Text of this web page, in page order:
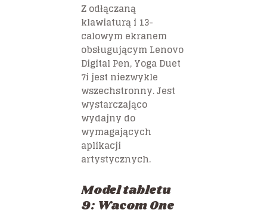
Z odłączaną
klawiaturą i 13-
calowym ekranem
obsługującym Lenovo
Digital Pen, Yoga Duet
7i jest niezwykle
wszechstronny. Jest
wystarczająco
wydajny do
wymagających
aplikacji
artystycznych.
Model tabletu
9: Wacom One